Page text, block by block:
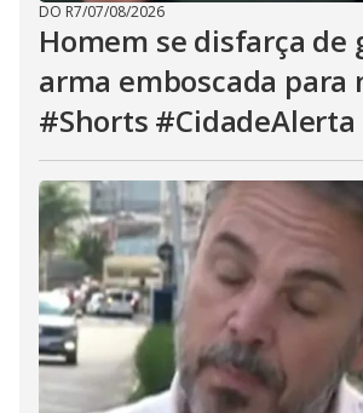
DO R7/07/08/2026
Homem se disfarça de
arma emboscada para
#Shorts #CidadeAlerta